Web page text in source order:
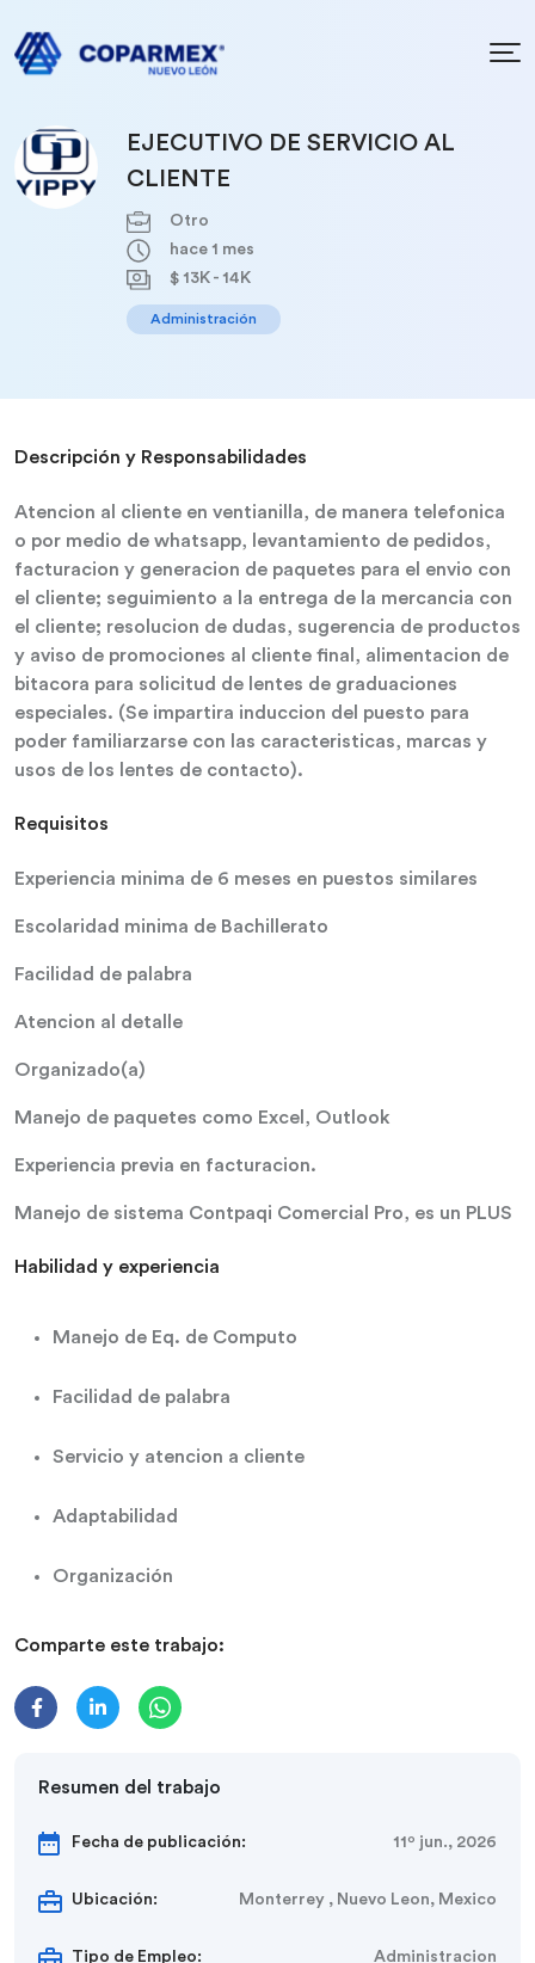
EJECUTIVO DE SERVICIO AL
CLIENTE
Otro
hace 1 mes
$ 13K - 14K
Administración
Descripción y Responsabilidades
Atencion al cliente en ventianilla, de manera telefonica
o por medio de whatsapp, levantamiento de pedidos,
facturacion y generacion de paquetes para el envio con
el cliente; seguimiento a la entrega de la mercancia con
el cliente; resolucion de dudas, sugerencia de productos
y aviso de promociones al cliente final, alimentacion de
bitacora para solicitud de lentes de graduaciones
especiales. (Se impartira induccion del puesto para
poder familiarzarse con las caracteristicas, marcas y
usos de los lentes de contacto).
Requisitos
Experiencia minima de 6 meses en puestos similares
Escolaridad minima de Bachillerato
Facilidad de palabra
Atencion al detalle
Organizado(a)
Manejo de paquetes como Excel, Outlook
Experiencia previa en facturacion.
Manejo de sistema Contpaqi Comercial Pro, es un PLUS
Habilidad y experiencia
Manejo de Eq. de Computo
Facilidad de palabra
Servicio y atencion a cliente
Adaptabilidad
Organización
Comparte este trabajo:
Resumen del trabajo
Fecha de publicación: 11º jun., 2026
Ubicación: Monterrey , Nuevo Leon, Mexico
Tipo de Empleo: Administracion